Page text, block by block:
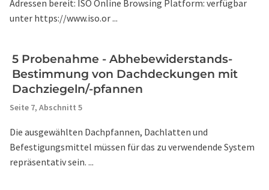
Adressen bereit: ISO Online Browsing Platform: verfügbar
unter https://www.iso.or ...
5 Probenahme - Abhebewiderstands-
Bestimmung von Dachdeckungen mit
Dachziegeln/-pfannen
Seite 7, Abschnitt 5
Die ausgewählten Dachpfannen, Dachlatten und
Befestigungsmittel müssen für das zu verwendende System
repräsentativ sein. ...